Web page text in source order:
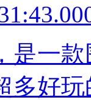
是一
多好